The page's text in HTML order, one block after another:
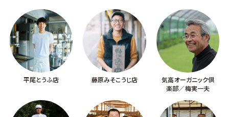
平尾とうふ店 藤原みそこうじ店
気高オーガニック倶
楽部／梅実一夫